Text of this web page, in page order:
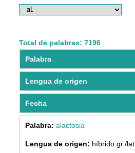
Total de palabras: 7196
Palabra
Lengua de origen
Fecha
alactosia
híbrido gr./lat.